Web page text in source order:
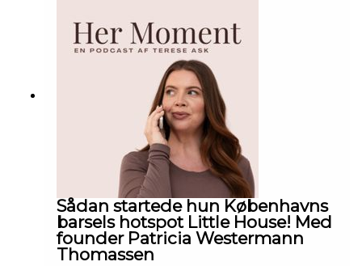
endelig episoden med en du tror trænger til at
høre netop dette. <3
Sådan startede hun Københavns
barsels hotspot Little House! Med
founder Patricia Westermann
Thomassen